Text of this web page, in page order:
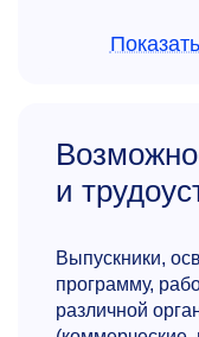
Марина
К.э.н., доцент
менеджмента,
и
Выпускники,
программу,
различной